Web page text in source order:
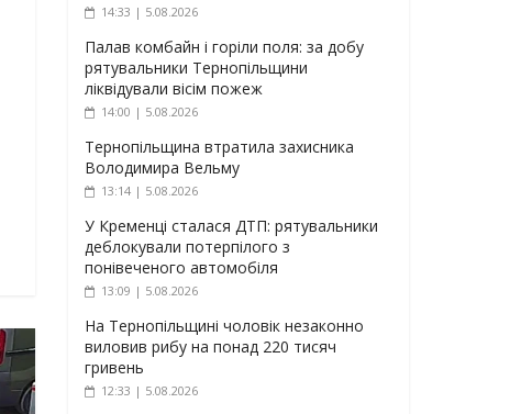
14:33 | 5.08.2026
Палав комбайн і горіли поля: за добу
рятувальники Тернопільщини
ліквідували вісім пожеж
14:00 | 5.08.2026
Тернопільщина втратила захисника
Володимира Вельму
13:14 | 5.08.2026
У Кременці сталася ДТП: рятувальники
деблокували потерпілого з
понівеченого автомобіля
13:09 | 5.08.2026
На Тернопільщині чоловік незаконно
виловив рибу на понад 220 тисяч
гривень
12:33 | 5.08.2026